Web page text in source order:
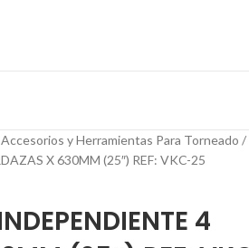
Accesorios y Herramientas Para Torneado
X 630MM (25″) REF: VKC-25
4